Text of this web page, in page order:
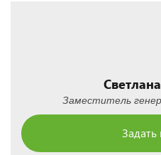
Заместитель
Задать